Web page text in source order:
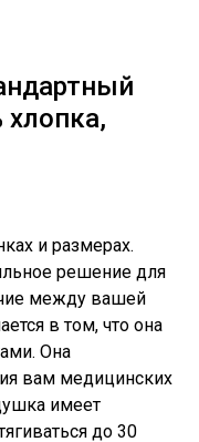
хлопка,
и размерах.
решение для
между вашей
в том, что она
Она
вам медицинских
имеет
до 30